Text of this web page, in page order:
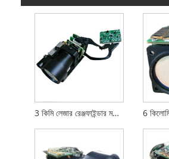
3 কিমি লেজার রেঞ্জফাইন্ডার মডিউল